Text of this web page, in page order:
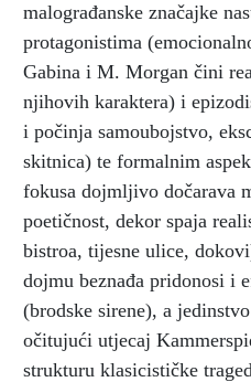
malograđanske značajke
protagonistima
Gabina i M. Morgan čini
njihovih karaktera) i
i počinja samoubojstvo,
skitnica) te formalnim
fokusa dojmljivo dočarava
poetičnost, dekor spaja
bistroa, tijesne ulice,
dojmu beznađa pridonosi i
(brodske sirene), a
očitujući utjecaj
strukturu klasicističke